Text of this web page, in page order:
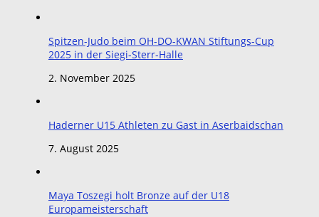
Spitzen-Judo beim OH-DO-KWAN Stiftungs-Cup
2025 in der Siegi-Sterr-Halle
2. November 2025
Haderner U15 Athleten zu Gast in Aserbaidschan
7. August 2025
Maya Toszegi holt Bronze auf der U18
Europameisterschaft